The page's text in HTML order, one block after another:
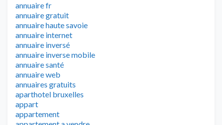
annuaire fr
annuaire gratuit
annuaire haute savoie
annuaire internet
annuaire inversé
annuaire inverse mobile
annuaire santé
annuaire web
annuaires gratuits
aparthotel bruxelles
appart
appartement